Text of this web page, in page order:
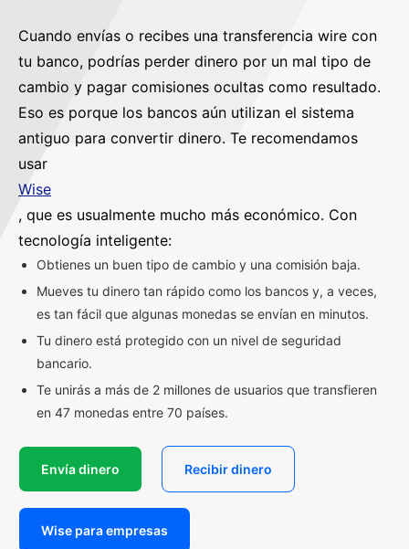
Cuando envías o recibes una transferencia wire con
tu banco, podrías perder dinero por un mal tipo de
cambio y pagar comisiones ocultas como resultado.
Eso es porque los bancos aún utilizan el sistema
antiguo para convertir dinero. Te recomendamos
usar
Wise
, que es usualmente mucho más económico. Con
tecnología inteligente:
Obtienes un buen tipo de cambio y una comisión baja.
Mueves tu dinero tan rápido como los bancos y, a veces,
es tan fácil que algunas monedas se envían en minutos.
Tu dinero está protegido con un nivel de seguridad
bancario.
Te unirás a más de 2 millones de usuarios que transfieren
en 47 monedas entre 70 países.
Envía dinero Recibir dinero
Wise para empresas